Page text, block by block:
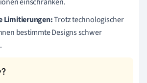
Limitierungen:Trotz technologischer
bestimmte Designs schwer